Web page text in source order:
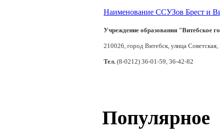
Наименование ССУЗов Брест и
Учреждение образования "Витебское
210026, город Витебск, улица Советская,
Тел. (8-0212) 36-01-59, 36-42-82
Популярное